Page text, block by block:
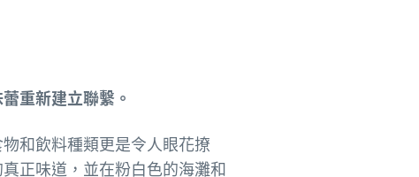
重新建立聯繫。
和飲料種類更是令人眼花撩
正味道，並在粉白色的海灘和